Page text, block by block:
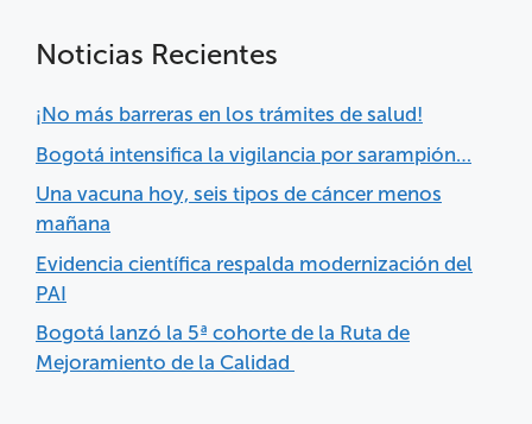
Noticias Recientes
¡No más barreras en los trámites de salud!
Bogotá intensifica la vigilancia por sarampión…
Una vacuna hoy, seis tipos de cáncer menos
mañana
Evidencia científica respalda modernización del
PAI
Bogotá lanzó la 5ª cohorte de la Ruta de
Mejoramiento de la Calidad